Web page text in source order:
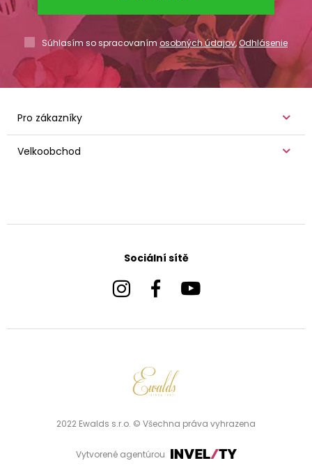
Súhlasím so spracovaním osobných údajov,Odhlásenie
Pro zákazníky
Velkoobchod
Sociální sítě
2022 Ewalds s.r.o. © Všechna práva vyhrazena
Vytvorené agentúrou